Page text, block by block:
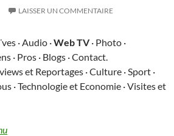
LAISSER UN COMMENTAIRE
· Audio ·Web TV· Photo ·
· Pros · Blogs · Contact.
et Reportages · Culture · Sport ·
· Technologie et Economie · Visites et